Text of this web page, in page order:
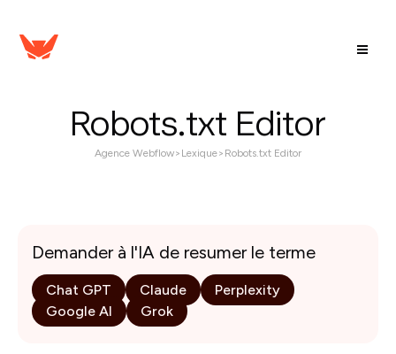
Robots.txt Editor
Agence Webflow> Lexique> Robots.txt Editor
Demander à l'IA de resumer le terme
Chat GPT Claude
Perplexity
Google AI
Grok